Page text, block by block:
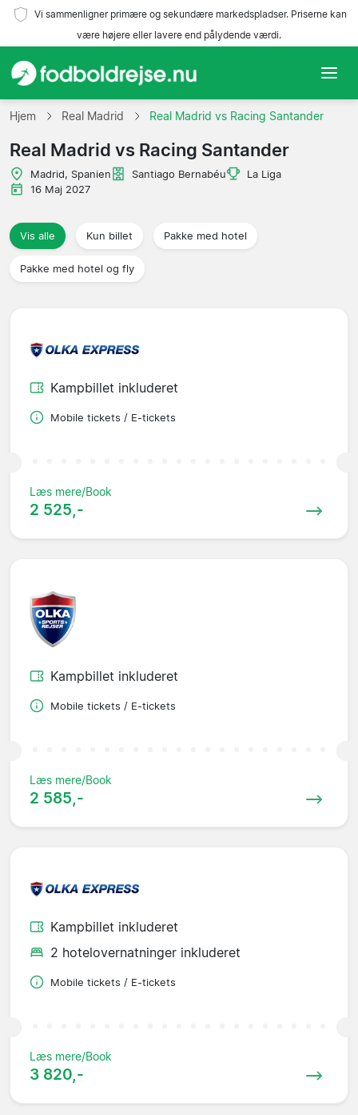
Vi sammenligner primære og sekundære markedspladser. Priserne kan
være højere eller lavere end pålydende værdi.
Hjem
Hold
Ligaer
Rejsebureauer
Hjem Real Madrid Real Madrid vs Racing Santander
Real Madrid vs Racing Santander
Madrid, Spanien Santiago Bernabéu
La Liga
16 Maj 2027
Vis alle Kun billet Pakke med hotel
Pakke med hotel og fly
Kampbillet inkluderet
Mobile tickets / E-tickets
Læs mere/Book
2 525,-
Kampbillet inkluderet
Mobile tickets / E-tickets
Læs mere/Book
2 585,-
Kampbillet inkluderet
2 hotelovernatninger inkluderet
Mobile tickets / E-tickets
Læs mere/Book
3 820,-